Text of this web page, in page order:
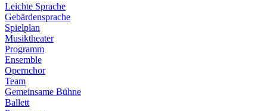
Leichte Sprache
Gebärdensprache
Spielplan
Musiktheater
Programm
Ensemble
Opernchor
Team
Gemeinsame Bühne
Ballett